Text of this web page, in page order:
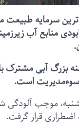
سرمایه
منابع آب
بزرگ آبی
سوءمدیریت است.
دوشنبه۲آبان تا اواخر روز سه‌شنبه،
قرار گرفت.